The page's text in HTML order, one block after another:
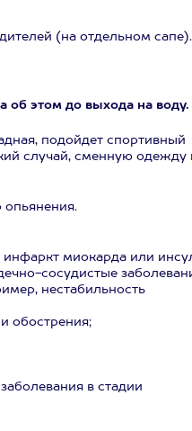
(на отдельном сапе).
об этом до выхода на воду.
подойдет спортивный
случай, сменную одежду
опьянения.
инфаркт миокарда или
сосудистые
нестабильность
обострения;
в стадии